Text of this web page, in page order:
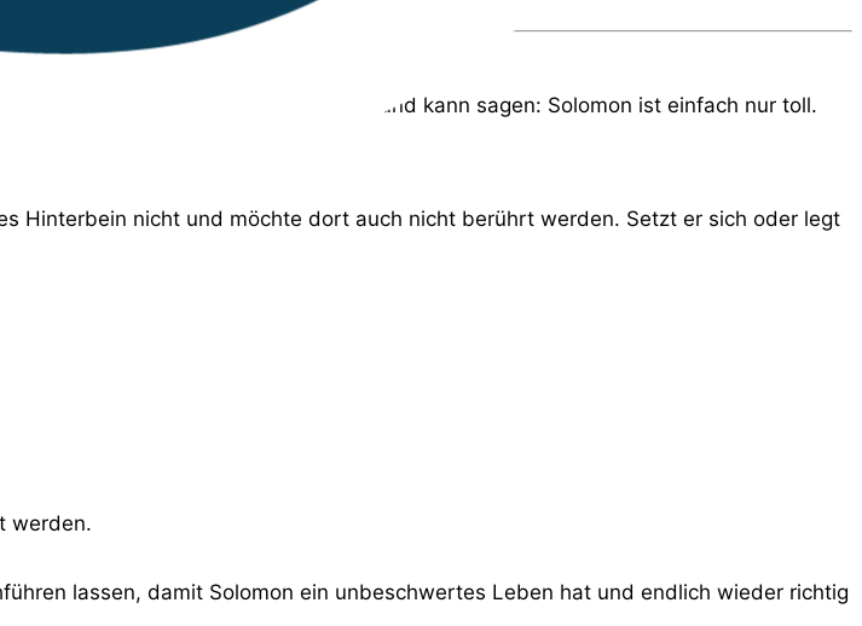
persönlich kennenlernen dürfen und kann sagen: Solomon ist einfach nur toll.
Hinterbein nicht und möchte dort auch nicht berührt werden. Setzt er sich oder legt
werden.
lassen, damit Solomon ein unbeschwertes Leben hat und endlich wieder richtig